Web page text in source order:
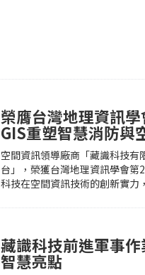
榮膺台灣地理資訊
GIS重塑智慧消防與
空間資訊領導廠商「藏識科技
台」，榮獲台灣地理資訊學會
科技在空間資訊技術的創新實力
藏識科技前進軍事
智慧亮點